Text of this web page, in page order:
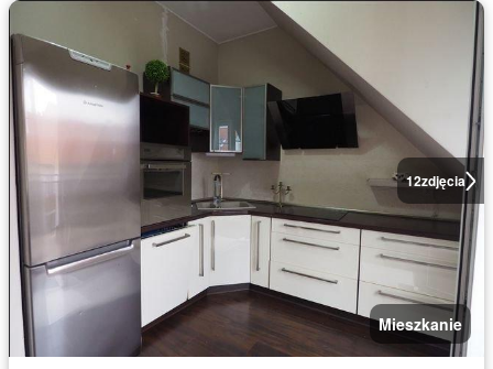
12zdjęcia
Mieszkanie